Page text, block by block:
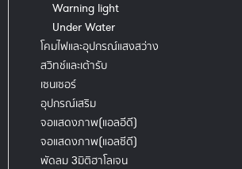
Warning light
Under Water
โคมไฟและอุปกรณ์แสงสว่าง
สวิทช์และเต้ารับ
เซนเซอร์
อุปกรณ์เสริม
จอแสดงภาพ(แอลอีดี)
จอแสดงภาพ(แอลซีดี)
พัดลม 3มิติฮาโลเจน